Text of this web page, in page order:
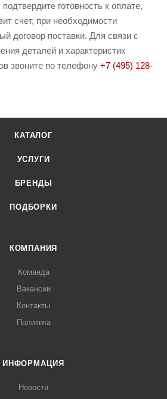
готовность к оплате,
счет, при необходимости
договор поставки. Для связи с
деталей и характеристик
звоните по телефону +7 (495) 128-
КАТАЛОГ
УСЛУГИ
БРЕНДЫ
ПОДБОРКИ
КОМПАНИЯ
Команда
Вакансии
Контакты
Политика
ИНФОРМАЦИЯ
Новости